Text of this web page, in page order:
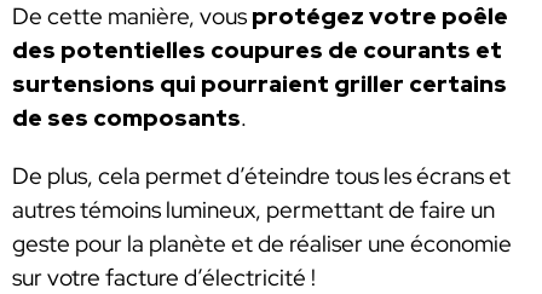
De cette manière, vous protégez votre poêle
des potentielles coupures de courants et
surtensions qui pourraient griller certains
de ses composants.
De plus, cela permet d’éteindre tous les écrans et
autres témoins lumineux, permettant de faire un
geste pour la planète et de réaliser une économie
sur votre facture d’électricité !